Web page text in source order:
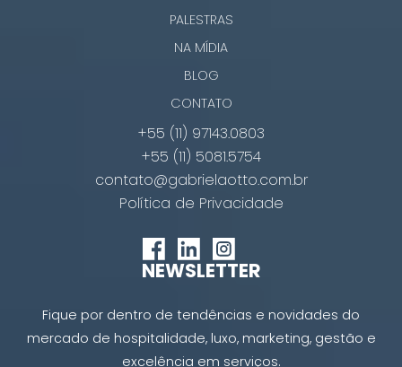
PALESTRAS
NA MÍDIA
BLOG
CONTATO
+55 (11) 97143.0803
+55 (11) 5081.5754
contato@gabrielaotto.com.br
Política de Privacidade
NEWSLETTER
Fique por dentro de tendências e novidades do
mercado de hospitalidade, luxo, marketing, gestão e
excelência em serviços.